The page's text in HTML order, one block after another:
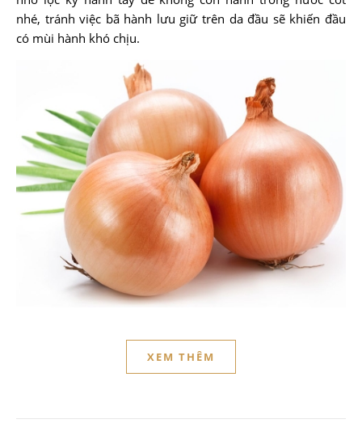
nhé, tránh việc bã hành lưu giữ trên da đầu sẽ khiến đầu
có mùi hành khó chịu.
XEM THÊM